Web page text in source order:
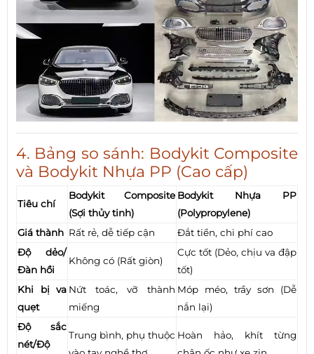
4. Bảng so sánh: Bodykit Composite
và Bodykit Nhựa PP (Cao cấp)
Tiêu chí
Bodykit Composite
(Sợi thủy tinh)
Bodykit Nhựa PP
(Polypropylene)
Giá thành Rất rẻ, dễ tiếp cận
Đắt tiền, chi phí cao
Độ dẻo/
Đàn hồi
Không có (Rất giòn)
Cực tốt (Dẻo, chịu va đập
tốt)
Khi bị va
quẹt
Nứt toác, vỡ thành
miếng
Móp méo, trầy sơn (Dễ
nắn lại)
Độ sắc
nét/Độ
Trung bình, phụ thuộc Hoàn hảo, khít từng